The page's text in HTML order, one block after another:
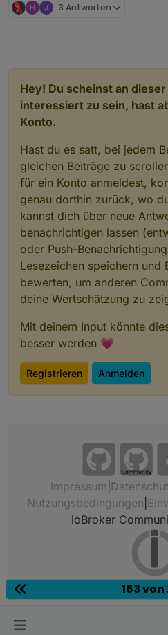
3 Antworten
Hey! Du scheinst an
interessiert zu sein, hast
Konto.
Hast du es satt, bei jedem
gleichen Beiträge zu
für ein Konto anmeldest,
genau dorthin zurück, wo
kannst dich über neue
benachrichtigen lassen
oder Push-
Lesezeichen speichern und
bewerten, um anderen
deine Wertschätzung zu
Mit deinem Input könnte
besser werden 💗
Registrieren Anmelden
Community
Impressum
Nutzungsbedingungen
ioBroker
163 von